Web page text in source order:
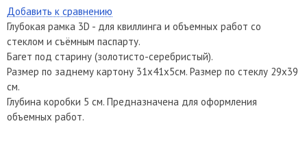
Добавить к сравнению
Глубокая рамка 3D - для квиллинга и объемных работ со
стеклом и съёмным паспарту.
Багет под старину (золотисто-серебристый).
Размер по заднему картону 31х41х5см. Размер по стеклу 29х39
см.
Глубина коробки 5 см. Предназначена для оформления
объемных работ.